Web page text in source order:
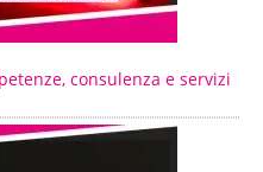
consulenza e servizi